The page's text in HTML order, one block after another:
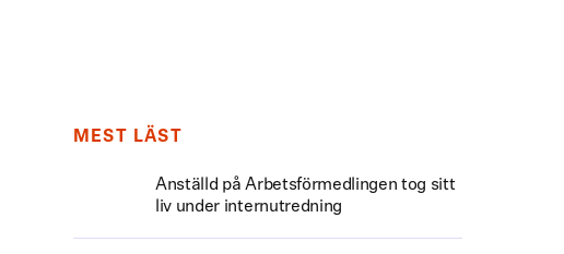
MEST LÄST
Anställd på Arbetsförmedlingen tog sitt
liv under internutredning